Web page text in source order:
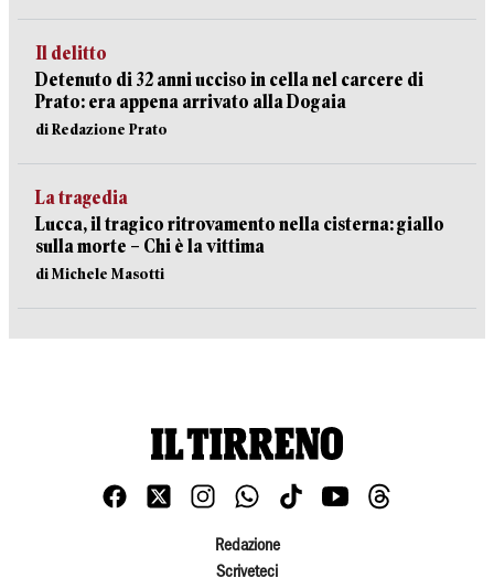
Il delitto
Detenuto di 32 anni ucciso in cella nel carcere di
Prato: era appena arrivato alla Dogaia
di Redazione Prato
La tragedia
Lucca, il tragico ritrovamento nella cisterna: giallo
sulla morte – Chi è la vittima
di Michele Masotti
Redazione
Scriveteci